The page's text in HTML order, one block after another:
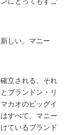
しい。マニー
立される。それ
ブランドン・リ
カオのビッグイ
すべて、マニー
ているブランド